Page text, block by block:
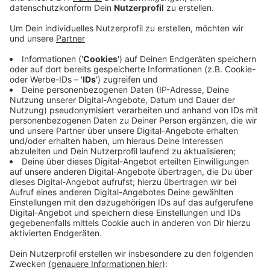
Veröffentlicht:Donnerstag, 03.02.2022 16:07
Da Hallen nun wieder bis zu 30 Prozent ihrer Kapazität
gefüllt werden dürfen, können am Samstag bis zu
1.800 Basket-Fans dabei sein. Das bedeutet, dass alle
Baskets-Dauerkartenbesitzer wieder in den Dome
dürfen. Baskets-Office-Leiter Mager teilte mit, dass
man sich sehr auf die Fans freue. Allerdings sei dies nur
ein schwacher Trost, denn normalerweise wäre das
Spiel ausverkauft gewesen. Heute (03.02.) um 18 Uhr
werden die übrigen Karten online und in der Baskets
Sportfabrik verkauft.
Anzeige